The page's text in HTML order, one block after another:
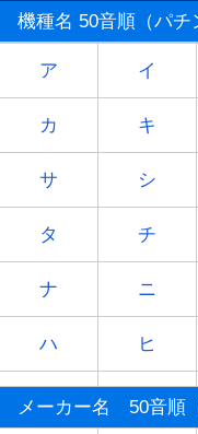
機種名 50音順（パチ
ア イ
カ キ
サ シ
タ チ
ナ ニ
ハ ヒ
マ ミ
メーカー名 50音順